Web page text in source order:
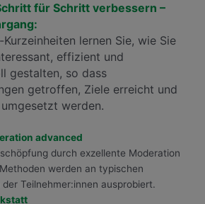
für Schritt verbessern –
Kurzeinheiten lernen Sie, wie Sie
effizient und
gestalten, so dass
getroffen, Ziele erreicht und
werden.
advanced
durch exzellente Moderation
werden an typischen
Teilnehmer:innen ausprobiert.